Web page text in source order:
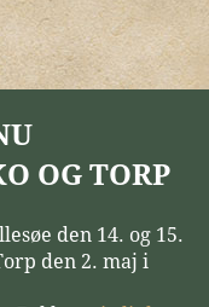
OG TORP
den 14. og 15.
den 2. maj i